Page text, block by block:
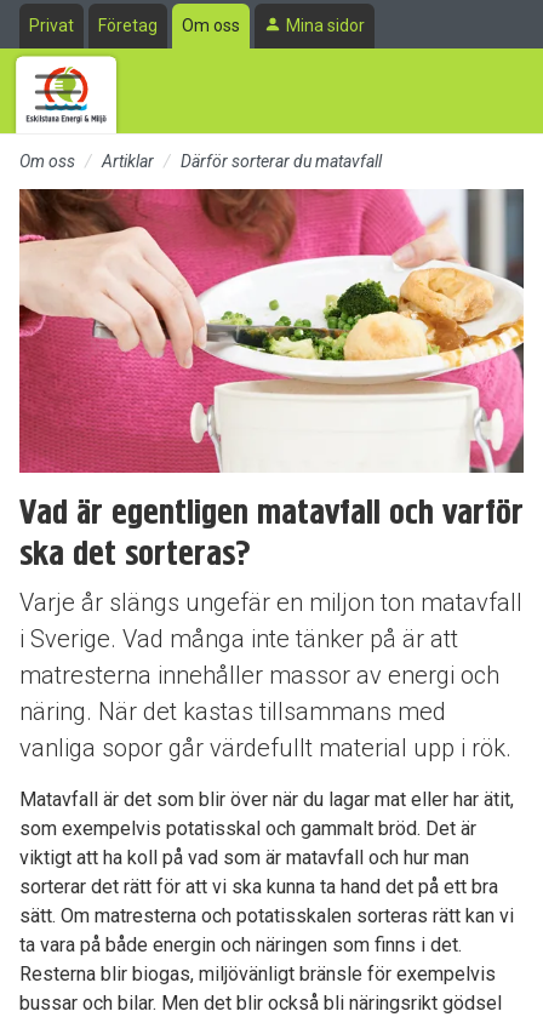
Till sidans huvudinnehåll
Privat Företag Om oss Mina sidor
Om oss Artiklar Därför sorterar du matavfall
Vad är egentligen matavfall och varför
ska det sorteras?
Varje år slängs ungefär en miljon ton matavfall
i Sverige. Vad många inte tänker på är att
matresterna innehåller massor av energi och
näring. När det kastas tillsammans med
vanliga sopor går värdefullt material upp i rök.
Matavfall är det som blir över när du lagar mat eller har ätit,
som exempelvis potatisskal och gammalt bröd. Det är
viktigt att ha koll på vad som är matavfall och hur man
sorterar det rätt för att vi ska kunna ta hand det på ett bra
sätt. Om matresterna och potatisskalen sorteras rätt kan vi
ta vara på både energin och näringen som finns i det.
Resterna blir biogas, miljövänligt bränsle för exempelvis
bussar och bilar. Men det blir också bli näringsrikt gödsel